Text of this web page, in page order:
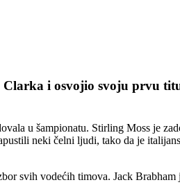
i osvojio svoju prvu
u šampionatu. Stirling Moss je
neki čelni ljudi, tako da je
svih vodećih timova. Jack Brabham